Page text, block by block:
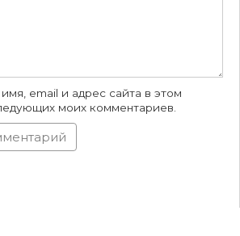
email и адрес сайта в этом
моих комментариев.